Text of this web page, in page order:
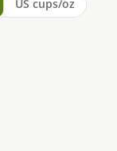
US cups/oz